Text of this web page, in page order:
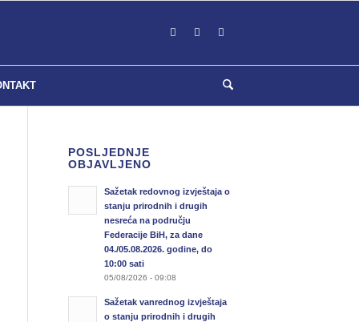
POSLJEDNJE
OBJAVLJENO
Sažetak redovnog izvještaja o
stanju prirodnih i drugih
nesreća na području
Federacije BiH, za dane
04./05.08.2026. godine, do
10:00 sati
05/08/2026 - 09:08
Sažetak vanrednog izvještaja
o stanju prirodnih i drugih